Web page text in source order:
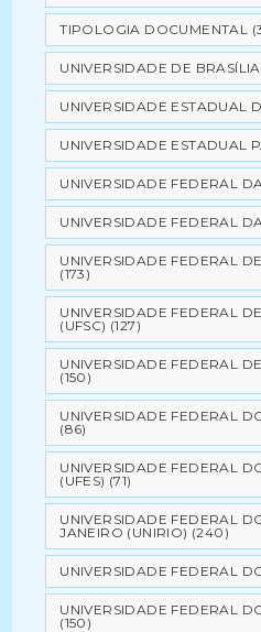
TIPOLOGIA DOCUMENTAL
UNIVERSIDADE DE
UNIVERSIDADE ESTADUAL
UNIVERSIDADE ESTADUAL
UNIVERSIDADE FEDERAL
UNIVERSIDADE FEDERAL
UNIVERSIDADE FEDERAL
(173)
UNIVERSIDADE FEDERAL
(UFSC) (127)
UNIVERSIDADE FEDERAL
(150)
UNIVERSIDADE FEDERAL
(86)
UNIVERSIDADE FEDERAL
(UFES) (71)
UNIVERSIDADE FEDERAL
JANEIRO (UNIRIO) (240)
UNIVERSIDADE FEDERAL
UNIVERSIDADE FEDERAL
(150)